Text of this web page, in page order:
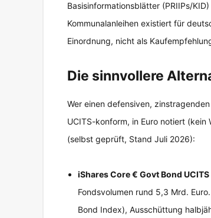
Basisinformationsblätter (PRIIPs/
Kommunalanleihen existiert für
Einordnung, nicht als
Die sinnvollere
Wer einen defensiven,
UCITS-konform, in Euro notiert
(selbst geprüft, Stand Juli 2026):
iShares Core € Govt Bond UCITS
Fondsvolumen rund 5,3 Mrd.
Bond Index), Ausschüttung